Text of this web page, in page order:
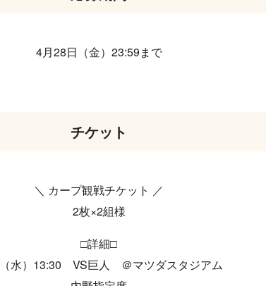
4月28日（金）23:59まで
チケット
＼ カープ観戦チケット ／
2枚×2組様
□詳細□
水）13:30 VS巨人 ＠マツダスタジアム